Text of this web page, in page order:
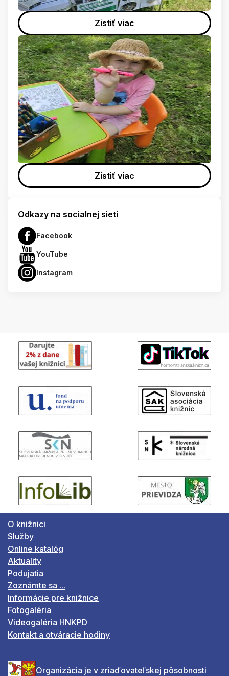
Zistiť viac
Zistiť viac
Odkazy na socialnej sieti
Facebook
YouTube
Instagram
O knižnici
Služby
Online katalóg
Aktuality
Podujatia
Zoznámte sa ...
Informácie pre knižnice
Fotogaléria
Videogaléria HNKPD
Kontakt a otváracie hodiny
Organizácia je v zriaďovateľskej pôsobnosti